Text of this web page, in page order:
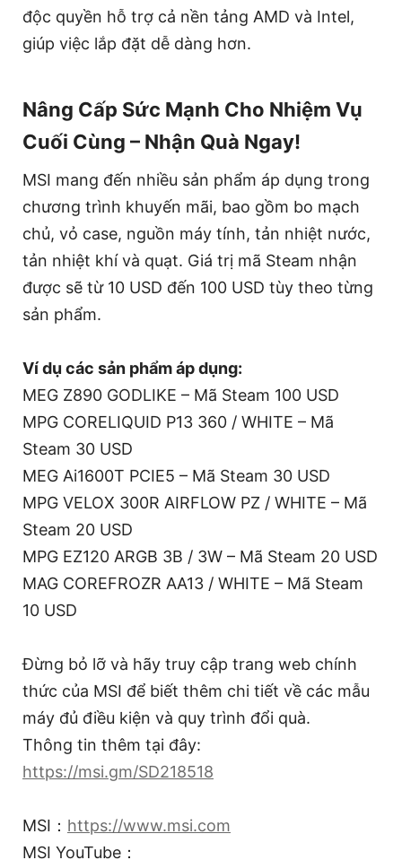
độc quyền hỗ trợ cả nền tảng AMD và Intel,
giúp việc lắp đặt dễ dàng hơn.
Nâng Cấp Sức Mạnh Cho Nhiệm Vụ
Cuối Cùng – Nhận Quà Ngay!
MSI mang đến nhiều sản phẩm áp dụng trong
chương trình khuyến mãi, bao gồm bo mạch
chủ, vỏ case, nguồn máy tính, tản nhiệt nước,
tản nhiệt khí và quạt. Giá trị mã Steam nhận
được sẽ từ 10 USD đến 100 USD tùy theo từng
sản phẩm.
Ví dụ các sản phẩm áp dụng:
MEG Z890 GODLIKE – Mã Steam 100 USD
MPG CORELIQUID P13 360 / WHITE – Mã
Steam 30 USD
MEG Ai1600T PCIE5 – Mã Steam 30 USD
MPG VELOX 300R AIRFLOW PZ / WHITE – Mã
Steam 20 USD
MPG EZ120 ARGB 3B / 3W – Mã Steam 20 USD
MAG COREFROZR AA13 / WHITE – Mã Steam
10 USD
Đừng bỏ lỡ và hãy truy cập trang web chính
thức của MSI để biết thêm chi tiết về các mẫu
máy đủ điều kiện và quy trình đổi quà.
Thông tin thêm tại đây:
https://msi.gm/SD218518
MSI： https://www.msi.com
MSI YouTube：